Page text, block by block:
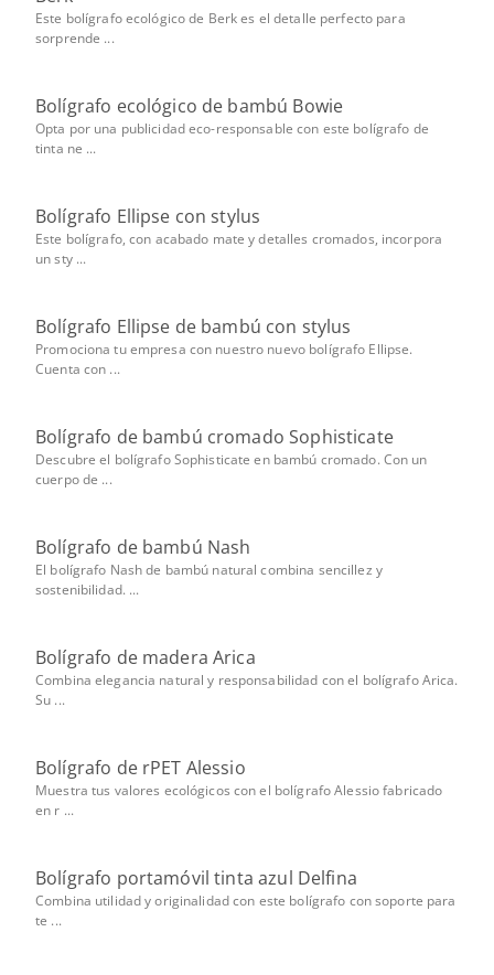
Este bolígrafo ecológico de Berk es el detalle perfecto para
sorprende ...
Bolígrafo ecológico de bambú Bowie
Opta por una publicidad eco-responsable con este bolígrafo de
tinta ne ...
Bolígrafo Ellipse con stylus
Este bolígrafo, con acabado mate y detalles cromados, incorpora
un sty ...
Bolígrafo Ellipse de bambú con stylus
Promociona tu empresa con nuestro nuevo bolígrafo Ellipse.
Cuenta con ...
Bolígrafo de bambú cromado Sophisticate
Descubre el bolígrafo Sophisticate en bambú cromado. Con un
cuerpo de ...
Bolígrafo de bambú Nash
El bolígrafo Nash de bambú natural combina sencillez y
sostenibilidad. ...
Bolígrafo de madera Arica
Combina elegancia natural y responsabilidad con el bolígrafo Arica.
Su ...
Bolígrafo de rPET Alessio
Muestra tus valores ecológicos con el bolígrafo Alessio fabricado
en r ...
Bolígrafo portamóvil tinta azul Delfina
Combina utilidad y originalidad con este bolígrafo con soporte para
te ...